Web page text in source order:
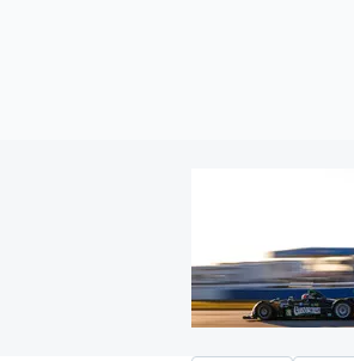
MOTOGP